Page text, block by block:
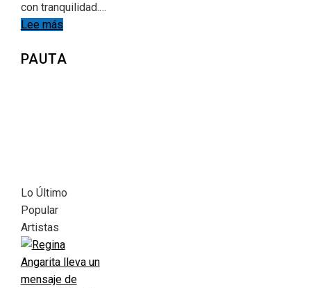
con tranquilidad.…
Lee más
PAUTA
Lo Último
Popular
Artistas